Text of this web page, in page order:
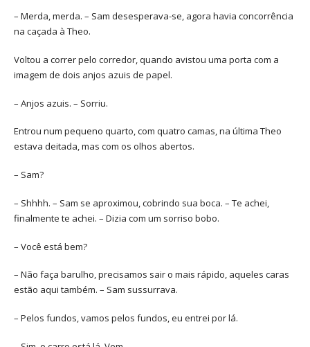
– Merda, merda. – Sam desesperava-se, agora havia concorrência
na caçada à Theo.
Voltou a correr pelo corredor, quando avistou uma porta com a
imagem de dois anjos azuis de papel.
– Anjos azuis. – Sorriu.
Entrou num pequeno quarto, com quatro camas, na última Theo
estava deitada, mas com os olhos abertos.
– Sam?
– Shhhh. – Sam se aproximou, cobrindo sua boca. – Te achei,
finalmente te achei. – Dizia com um sorriso bobo.
– Você está bem?
– Não faça barulho, precisamos sair o mais rápido, aqueles caras
estão aqui também. – Sam sussurrava.
– Pelos fundos, vamos pelos fundos, eu entrei por lá.